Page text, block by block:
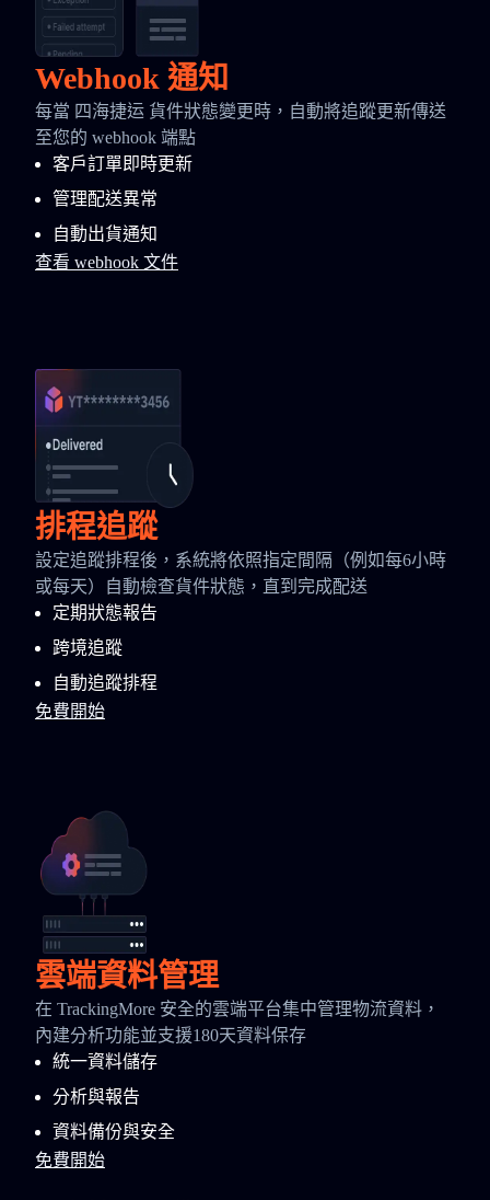
Webhook 通知
每當 四海捷运 貨件狀態變更時，自動將追蹤更新傳送
至您的 webhook 端點
客戶訂單即時更新
管理配送異常
自動出貨通知
查看 webhook 文件
排程追蹤
設定追蹤排程後，系統將依照指定間隔（例如每6小時
或每天）自動檢查貨件狀態，直到完成配送
定期狀態報告
跨境追蹤
自動追蹤排程
免費開始
雲端資料管理
在 TrackingMore 安全的雲端平台集中管理物流資料，
內建分析功能並支援180天資料保存
統一資料儲存
分析與報告
資料備份與安全
免費開始